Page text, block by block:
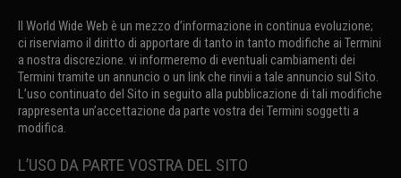
Il World Wide Web è un mezzo d’informazione in continua evoluzione;
ci riserviamo il diritto di apportare di tanto in tanto modifiche ai Termini
a nostra discrezione. vi informeremo di eventuali cambiamenti dei
Termini tramite un annuncio o un link che rinvii a tale annuncio sul Sito.
L’uso continuato del Sito in seguito alla pubblicazione di tali modifiche
rappresenta un’accettazione da parte vostra dei Termini soggetti a
modifica.
L’USO DA PARTE VOSTRA DEL SITO